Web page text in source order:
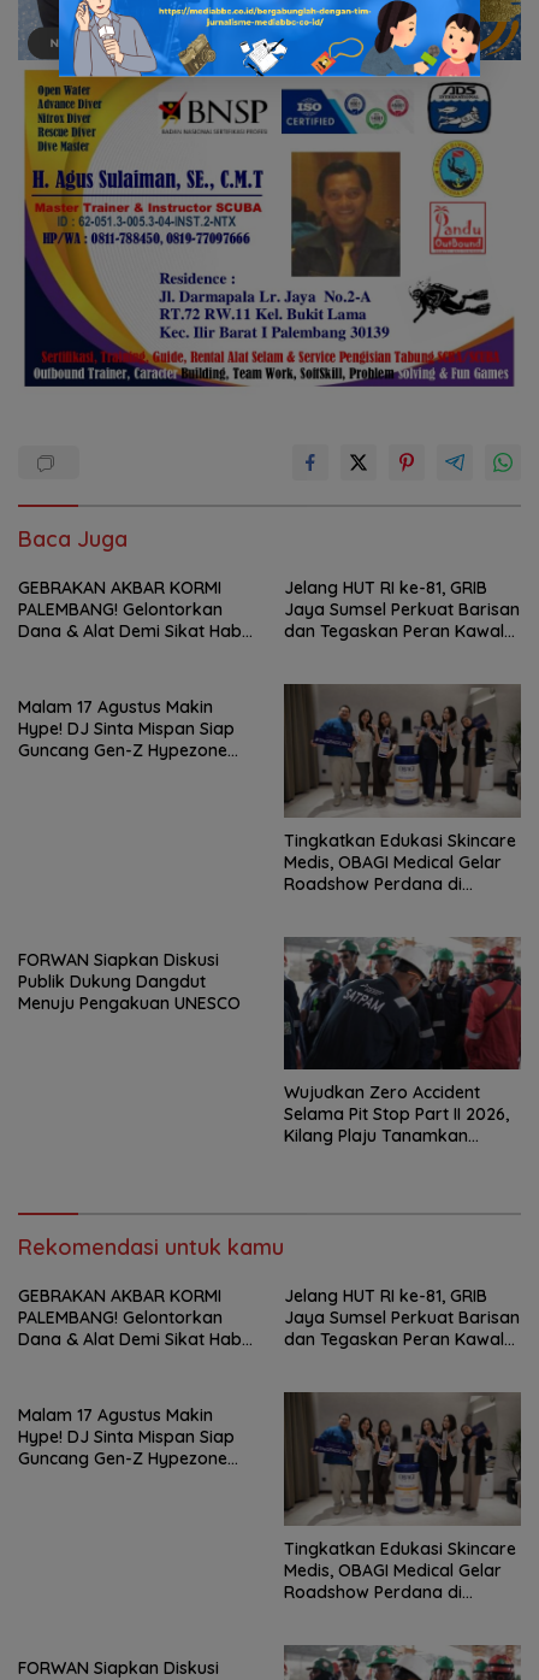
Baca Juga
GEBRAKAN AKBAR KORMI
PALEMBANG! Gelontorkan
Dana & Alat Demi Sikat Habis
Jelang HUT RI ke-81, GRIB
Jaya Sumsel Perkuat Barisan
dan Tegaskan Peran Kawal
Malam 17 Agustus Makin
Hype! DJ Sinta Mispan Siap
Guncang Gen-Z Hypezone
Tingkatkan Edukasi Skincare
Medis, OBAGI Medical Gelar
Roadshow Perdana di
FORWAN Siapkan Diskusi
Publik Dukung Dangdut
Menuju Pengakuan UNESCO
Wujudkan Zero Accident
Selama Pit Stop Part II 2026,
Kilang Plaju Tanamkan
Rekomendasi untuk kamu
GEBRAKAN AKBAR KORMI
PALEMBANG! Gelontorkan
Dana & Alat Demi Sikat Habis
Jelang HUT RI ke-81, GRIB
Jaya Sumsel Perkuat Barisan
dan Tegaskan Peran Kawal
Malam 17 Agustus Makin
Hype! DJ Sinta Mispan Siap
Guncang Gen-Z Hypezone
Tingkatkan Edukasi Skincare
Medis, OBAGI Medical Gelar
Roadshow Perdana di
FORWAN Siapkan Diskusi